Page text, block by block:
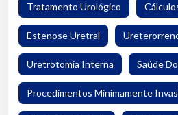
Tratamento Urológico
Estenose Uretral
Uretrotomia Interna Saúde
Procedimentos Minimamente